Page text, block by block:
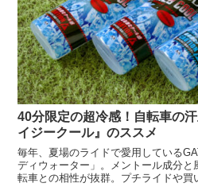
40分限定の超冷感！自転車の
イジークール』のススメ
毎年、夏場のライドで愛用している
ディウォーター」。メントール成分と
転車との相性が抜群。プチライドや買